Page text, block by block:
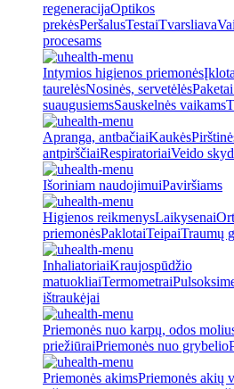
regeneracijaOptikos
prekėsPeršalusTestaiTvarsliava
procesams
Intymios higienos priemonės
taurelėsNosinės, servetėlėsPaketai
suaugusiemsSauskelnės vaikams
Apranga, antbačiaiKaukės
antpirščiaiRespiratoriaiVeido
Išoriniam naudojimuiPaviršiams
Higienos reikmenysLaikysenai
priemonėsPaklotaiTeipaiTraumų
InhaliatoriaiKraujospūdžio
matuokliaiTermometrai
ištraukėjai
Priemonės nuo karpų, odos
priežiūraiPriemonės nuo grybelio
Priemonės akimsPriemonės akių